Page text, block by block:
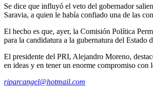
Se dice que influyó el veto del gobernador
Saravia, a quien le había confiado una de las
El hecho es que, ayer, la Comisión Política
para la candidatura a la gubernatura del
El presidente del PRI, Alejandro Moreno,
en ideas y en tener un enorme compromiso con
riparcangel@hotmail.com